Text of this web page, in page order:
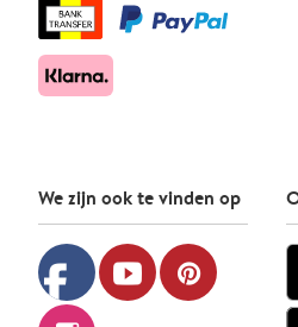
We zijn ook te vinden op
facebook youtube pinterest